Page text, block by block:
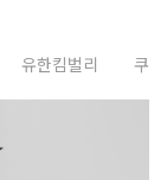
유한킴벌리 쿠팡